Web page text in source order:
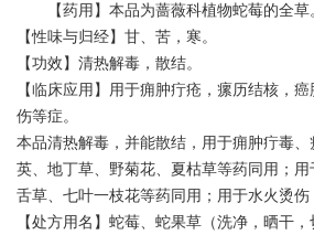
【药用】本品为蔷薇科植物蛇莓的全草
【性味与归经】甘、苦，寒。
【功效】清热解毒，散结。
【临床应用】用于痈肿疔疮，瘰历结核，
伤等症。
本品清热解毒，并能散结，用于痈肿疔毒
英、地丁草、野菊花、夏枯草等药同用；
舌草、七叶一枝花等药同用；用于水火烫伤
【处方用名】蛇莓、蛇果草（洗净，晒干，